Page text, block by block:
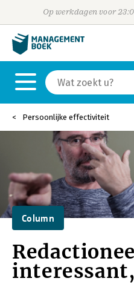
Op werkdagen voor
Persoonlijke effectiviteit
Column